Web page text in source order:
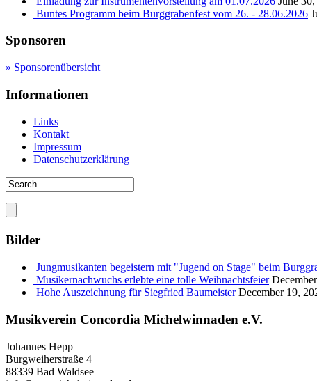
Buntes Programm beim Burggrabenfest vom 26. - 28.06.2026
Sponsoren
» Sponsorenübersicht
Informationen
Links
Kontakt
Impressum
Datenschutzerklärung
Bilder
Jungmusikanten begeistern mit "Jugend on Stage" beim
Musikernachwuchs erlebte eine tolle Weihnachtsfeier
Hohe Auszeichnung für Siegfried Baumeister December 19,
Musikverein Concordia Michelwinnaden e.V.
Johannes Hepp
Burgweiherstraße 4
88339 Bad Waldsee